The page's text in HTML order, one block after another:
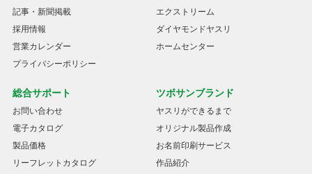
記事・新聞掲載
採用情報
営業カレンダー
プライバシーポリシー
エクストリーム
ダイヤモンドヤスリ
ホームセンター
総合サポート
お問い合わせ
電子カタログ
製品価格
リーフレットカタログ
ツボサンブランド
ヤスリができるまで
オリジナル製品作成
お名前印刷サービス
作品紹介